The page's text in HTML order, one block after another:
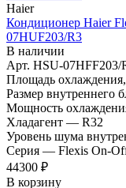
Haier
Кондиционер Haier
07HUF203/R3
В наличии
Арт. HSU-07HFF203/
Площадь
Размер
Мощность
Хладагент — R32
Уровень шума
Серия — Flexis On-
44300 ₽
В корзину